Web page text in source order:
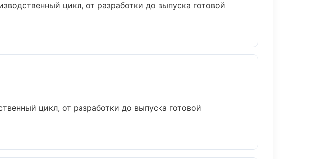
цикл, от разработки до выпуска готовой
цикл, от разработки до выпуска готовой